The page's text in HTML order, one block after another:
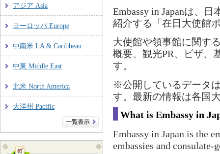
アジア Asia
ヨーロッパ Europe
中南米 LA & Caribbean
中東 Middle East
北米 North America
大洋州 Pacific
Embassy in Japanは、
紹介する「在日大使館
大使館や領事館に関す
概要、観光PR、ビザ、
す。
※公開しているデータ
す。最新の情報は各国
What is Embassy in
Embassy in Japan is the
embassies and consulate-